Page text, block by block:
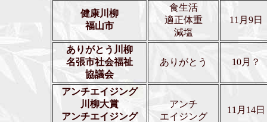
健康川柳
福山市
食生活
適正体重
減塩
11月9日
ありがとう川柳
名張市社会福祉
協議会
ありがとう 10月？
アンチエイジング
川柳大賞
アンチエイジング
アンチ
エイジング
11月14日